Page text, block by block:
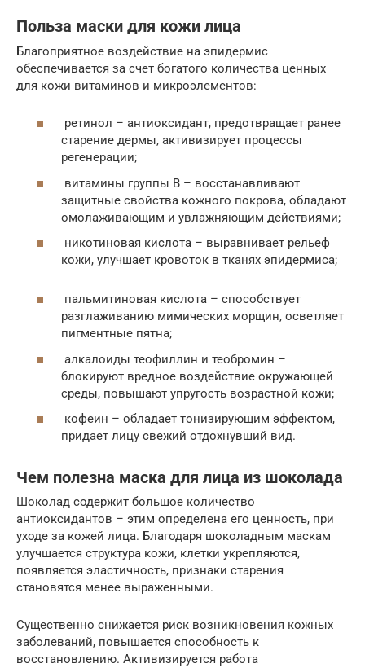
Польза маски для кожи лица
Благоприятное воздействие на эпидермис
обеспечивается за счет богатого количества ценных
для кожи витаминов и микроэлементов:
ретинол – антиоксидант, предотвращает ранее
старение дермы, активизирует процессы
регенерации;
витамины группы B – восстанавливают
защитные свойства кожного покрова, обладают
омолаживающим и увлажняющим действиями;
никотиновая кислота – выравнивает рельеф
кожи, улучшает кровоток в тканях эпидермиса;
пальмитиновая кислота – способствует
разглаживанию мимических морщин, осветляет
пигментные пятна;
алкалоиды теофиллин и теобромин –
блокируют вредное воздействие окружающей
среды, повышают упругость возрастной кожи;
кофеин – обладает тонизирующим эффектом,
придает лицу свежий отдохнувший вид.
Чем полезна маска для лица из шоколада
Шоколад содержит большое количество
антиоксидантов – этим определена его ценность, при
уходе за кожей лица. Благодаря шоколадным маскам
улучшается структура кожи, клетки укрепляются,
появляется эластичность, признаки старения
становятся менее выраженными.
Существенно снижается риск возникновения кожных
заболеваний, повышается способность к
восстановлению. Активизируется работа